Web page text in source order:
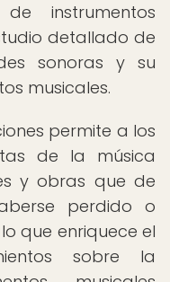
instrumentos
detallado de
sonoras y su
musicales.
permite a los
de la música
y obras que de
perdido o
que enriquece el
sobre la